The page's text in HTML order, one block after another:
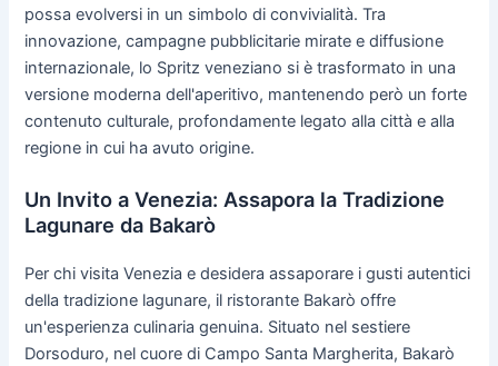
possa evolversi in un simbolo di convivialità. Tra
innovazione, campagne pubblicitarie mirate e diffusione
internazionale, lo Spritz veneziano si è trasformato in una
versione moderna dell'aperitivo, mantenendo però un forte
contenuto culturale, profondamente legato alla città e alla
regione in cui ha avuto origine.
Un Invito a Venezia: Assapora la Tradizione
Lagunare da Bakarò
Per chi visita Venezia e desidera assaporare i gusti autentici
della tradizione lagunare, il ristorante Bakarò offre
un'esperienza culinaria genuina. Situato nel sestiere
Dorsoduro, nel cuore di Campo Santa Margherita, Bakarò